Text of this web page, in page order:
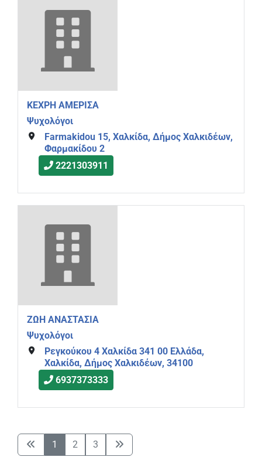
ΚΕΧΡΗ ΑΜΕΡΙΣΑ
Ψυχολόγοι
Farmakidou 15, Χαλκίδα, Δήμος Χαλκιδέων,
Φαρμακίδου 2
2221303911
ΖΩΗ ΑΝΑΣΤΑΣΙΑ
Ψυχολόγοι
Ρεγκούκου 4 Χαλκίδα 341 00 Ελλάδα,
Χαλκίδα, Δήμος Χαλκιδέων, 34100
6937373333
1 2 3